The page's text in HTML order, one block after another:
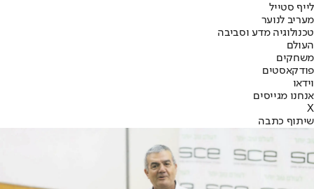
לייף סטייל
מעריב לנוער
טכנולוגיה מדע וסביבה
העולם
משחקים
פודקאסטים
וידאו
אנחנו מגייסים
X
שיתוף כתבה